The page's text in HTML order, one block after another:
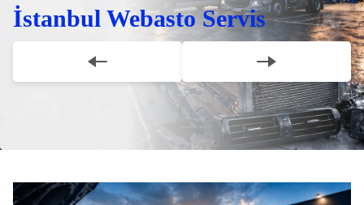
İstanbul Webasto Servis